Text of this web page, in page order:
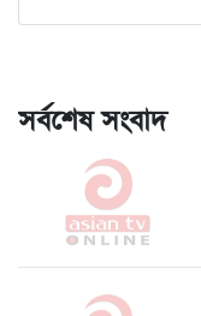
সর্বশেষ সংবাদ